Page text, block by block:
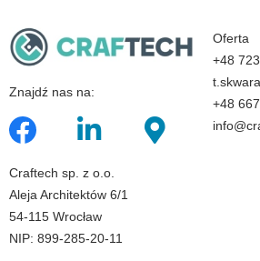
Znajdź nas na:
Craftech sp. z o.o.
Aleja Architektów 6/1
54-115 Wrocław
NIP: 899-285-20-11
Oferta
+48
+48